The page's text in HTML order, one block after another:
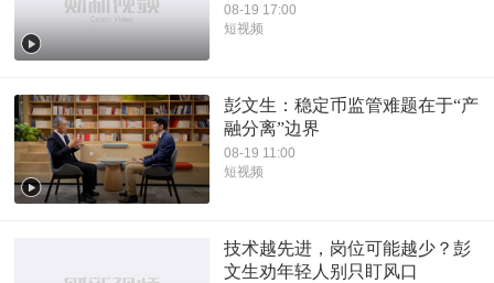
08-19 17:00
短视频
彭文生：稳定币监管难题在于“产
融分离”边界
08-19 11:00
短视频
技术越先进，岗位可能越少？彭
文生劝年轻人别只盯风口